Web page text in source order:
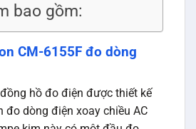
bao gồm:
CM-6155F đo dòng
hồ đo điện được thiết kế
đo dòng điện xoay chiều AC